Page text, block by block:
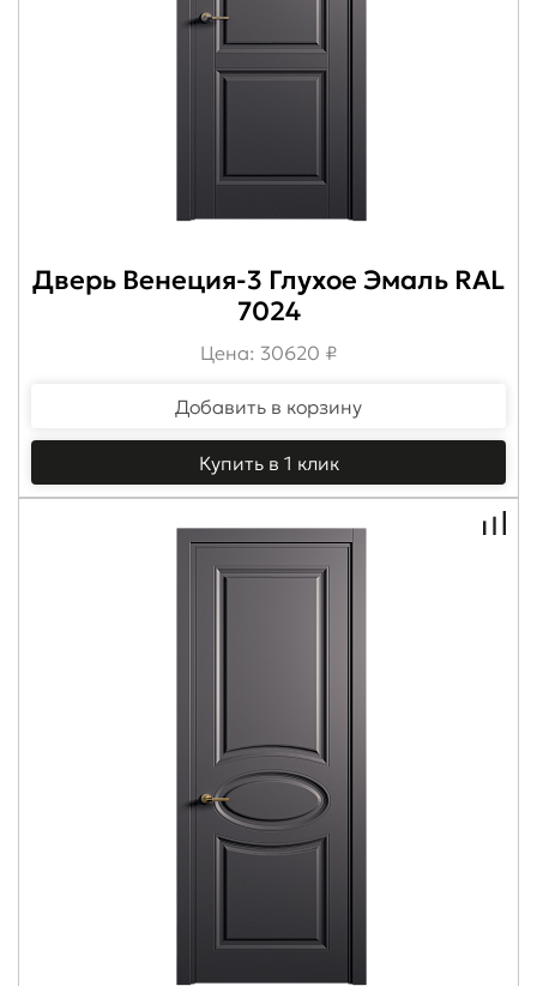
Дверь Венеция-3 Глухое Эмаль RAL
7024
Цена: 30620 ₽
Добавить в корзину
Купить в 1 клик